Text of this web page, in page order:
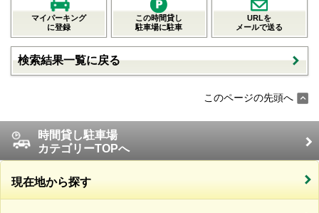
マイパーキング
に登録
この時間貸し
駐車場に駐車
URLを
メールで送る
検索結果一覧に戻る
このページの先頭へ
時間貸し駐車場
カテゴリーTOPへ
現在地から探す